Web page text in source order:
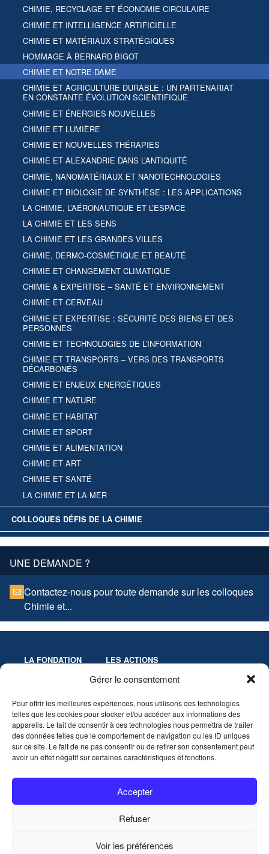
Gérer le consentement
Pour offrir les meilleures expériences, nous utilisons des technologies
telles que les cookies pour stocker et/ou accéder aux informations des
appareils. Le fait de consentir à ces technologies nous permettra de traiter
des données telles que le comportement de navigation ou les ID uniques
sur ce site. Le fait de ne pas consentir ou de retirer son consentement peut
avoir un effet négatif sur certaines caractéristiques et fonctions.
Accepter
Refuser
Voir les préférences
CHIMIE, RECYCLAGE ET ÉCONOMIE CIRCULAIRE
CHIMIE ET INTELLIGENCE ARTIFICIELLE
CHIMIE ET MATÉRIAUX STRATÉGIQUES
HOMMAGE À BERNARD BIGOT
CHIMIE ET NOTRE-DAME
CHIMIE ET AGRICULTURE DURABLE : UN PARTENARIAT
EN CONSTANTE ÉVOLUTION SCIENTIFIQUE
CHIMIE ET ÉNERGIES NOUVELLES
CHIMIE ET LUMIÈRE
CHIMIE ET NOUVELLES THÉRAPIES
CHIMIE ET ALEXANDRIE DANS L’ANTIQUITÉ
CHIMIE, NANOMATÉRIAUX ET NANOTECHNOLOGIES
CHIMIE ET BIOLOGIE DE SYNTHÈSE : LES APPLICATIONS
LA CHIMIE, L’AÉRONAUTIQUE ET L’ESPACE
LA CHIMIE ET LES SENS
LA CHIMIE ET LES GRANDES VILLES
CHIMIE, DERMO-COSMÉTIQUE ET BEAUTÉ
CHIMIE ET CHANGEMENT CLIMATIQUE
CHIMIE & EXPERTISE – SANTÉ ET ENVIRONNEMENT
CHIMIE ET CERVEAU
CHIMIE ET EXPERTISE : SÉCURITÉ DES BIENS ET DES
PERSONNES
CHIMIE ET TECHNOLOGIES DE L’INFORMATION
CHIMIE ET TRANSPORTS – VERS DES TRANSPORTS
DÉCARBONÉS
CHIMIE ET ENJEUX ENERGÉTIQUES
CHIMIE ET NATURE
CHIMIE ET HABITAT
CHIMIE ET SPORT
CHIMIE ET ALIMENTATION
CHIMIE ET ART
CHIMIE ET SANTÉ
LA CHIMIE ET LA MER
COLLOQUES DÉFIS DE LA CHIMIE
UNE DEMANDE ?
Contactez-nous pour toute demande sur les colloques
Chimie et...
LA FONDATION
Statuts
LES ACTIONS
Colloques
Innovation-Recherche
Les Prix de la Fondation
Partenaires